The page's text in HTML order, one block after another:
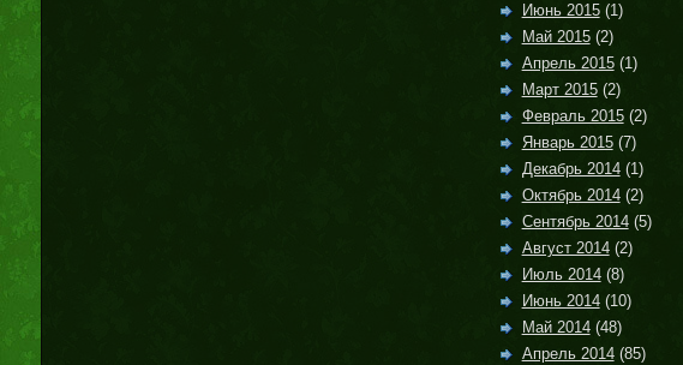
Июнь 2015(1)
Май 2015(2)
Апрель 2015(1)
Март 2015(2)
Февраль 2015(2)
Январь 2015(7)
Декабрь 2014(1)
Октябрь 2014(2)
Сентябрь 2014(5)
Август 2014(2)
Июль 2014(8)
Июнь 2014(10)
Май 2014(48)
Апрель 2014(85)